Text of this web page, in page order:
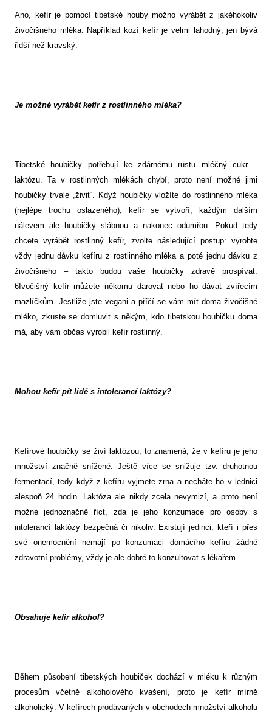
Ano, kefír je pomocí tibetské houby možno vyrábět z jakéhokoliv
živočišného mléka. Například kozí kefír je velmi lahodný, jen bývá
řidší než kravský.
Je možné vyrábět kefír z rostlinného mléka?
Tibetské houbičky potřebují ke zdárnému růstu mléčný cukr –
laktózu. Ta v rostlinných mlékách chybí, proto není možné jimi
houbičky trvale „živit“. Když houbičky vložíte do rostlinného mléka
(nejlépe trochu oslazeného), kefír se vytvoří, každým dalším
nálevem ale houbičky slábnou a nakonec odumřou. Pokud tedy
chcete vyrábět rostlinný kefír, zvolte následující postup: vyrobte
vždy jednu dávku kefíru z rostlinného mléka a poté jednu dávku z
živočišného – takto budou vaše houbičky zdravě prospívat.
6Ivočišný kefír můžete někomu darovat nebo ho dávat zvířecím
mazlíčkům. Jestliže jste vegani a příčí se vám mít doma živočišné
mléko, zkuste se domluvit s někým, kdo tibetskou houbičku doma
má, aby vám občas vyrobil kefír rostlinný.
Mohou kefír pít lidé s intolerancí laktózy?
Kefírové houbičky se živí laktózou, to znamená, že v kefíru je jeho
množství značně snížené. Ještě více se snižuje tzv. druhotnou
fermentací, tedy když z kefíru vyjmete zrna a necháte ho v lednici
alespoň 24 hodin. Laktóza ale nikdy zcela nevymizí, a proto není
možné jednoznačně říct, zda je jeho konzumace pro osoby s
intolerancí laktózy bezpečná či nikoliv. Existují jedinci, kteří i přes
své onemocnění nemají po konzumaci domácího kefíru žádné
zdravotní problémy, vždy je ale dobré to konzultovat s lékařem.
Obsahuje kefír alkohol?
Během působení tibetských houbiček dochází v mléku k různým
procesům včetně alkoholového kvašení, proto je kefír mírně
alkoholický. V kefírech prodávaných v obchodech množství alkoholu